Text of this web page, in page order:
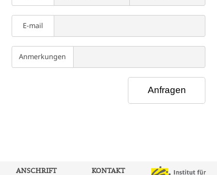
E-mail
Anmerkungen
ANSCHRIFT KONTAKT